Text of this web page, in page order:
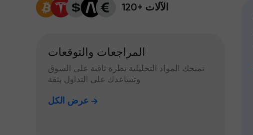
120+ الآلات
المراجعات والتوقعات
تمنحك المواد التحليلية نظرة ثاقبة على السوق
وتساعدك على التداول بثقة
عرض الكل